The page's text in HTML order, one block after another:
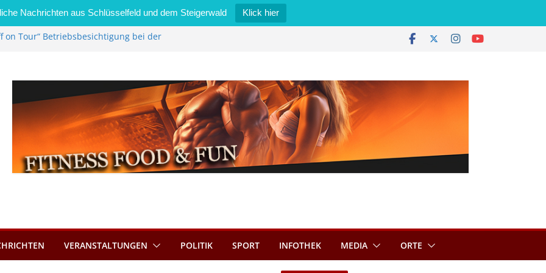
Nachrichten aus Schlüsselfeld und dem Steigerwald Klick hier
on Tour“ Betriebsbesichtigung bei der
bietet Online-Anmeldung für
an
im Wert von 600 Euro
VERANSTALTUNGEN POLITIK SPORT INFOTHEK MEDIA ORTE